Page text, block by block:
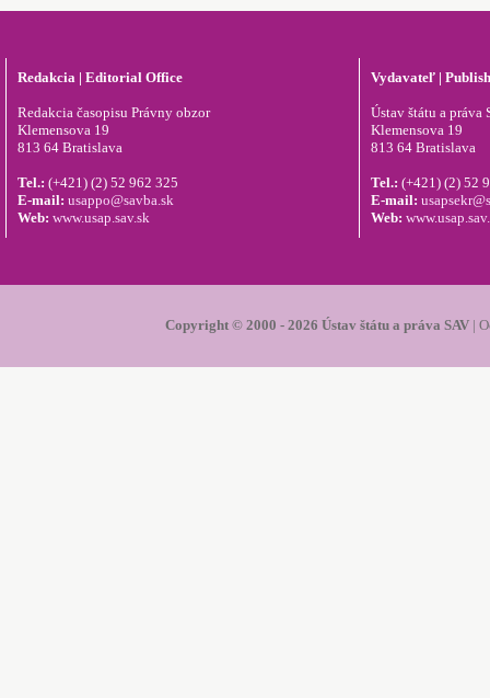
Redakcia | Editorial Office
Redakcia časopisu Právny obzor
Klemensova 19
813 64 Bratislava
Tel.: (+421) (2) 52 962 325
E-mail: usappo@savba.sk
Web: www.usap.sav.sk
Vydavateľ |
Ústav štátu a práva
Klemensova 19
813 64 Bratislava
Tel.: (+421) (2) 52
E-mail:
Web:
Copyright © 2000 - 2026 Ústav štátu a práva SAV|